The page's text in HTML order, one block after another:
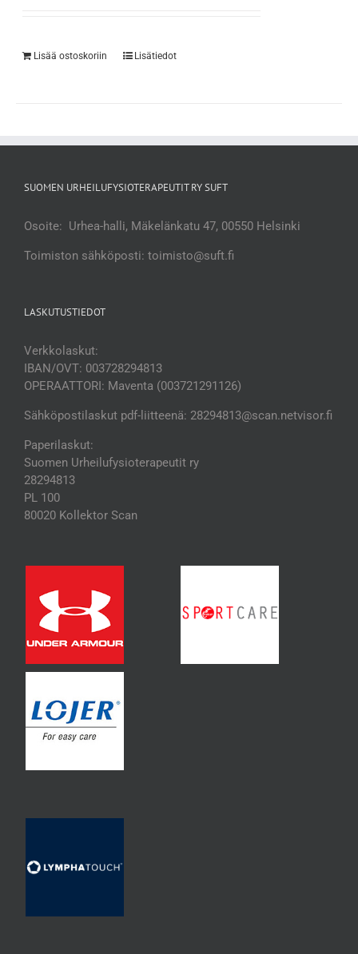
Lisää ostoskoriin Lisätiedot
SUOMEN URHEILUFYSIOTERAPEUTIT RY SUFT
Osoite: Urhea-halli, Mäkelänkatu 47, 00550 Helsinki
Toimiston sähköposti: toimisto@suft.fi
LASKUTUSTIEDOT
Verkkolaskut:
IBAN/OVT: 003728294813
OPERAATTORI: Maventa (003721291126)
Sähköpostilaskut pdf-liitteenä: 28294813@scan.netvisor.fi
Paperilaskut:
Suomen Urheilufysioterapeutit ry
28294813
PL 100
80020 Kollektor Scan